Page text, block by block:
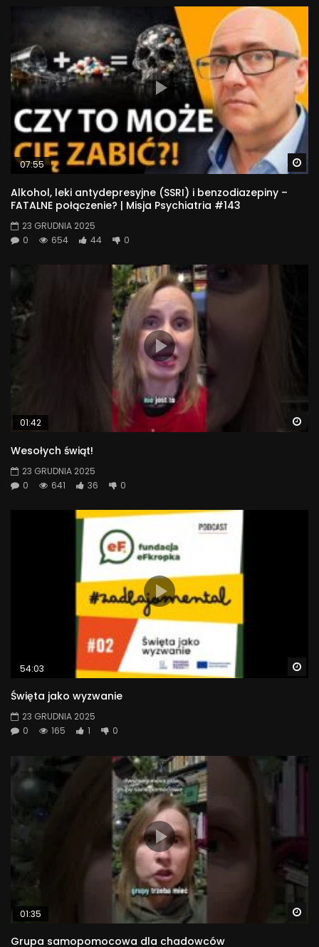
07:55
Alkohol, leki antydepresyjne (SSRI) i benzodiazepiny –
FATALNE połączenie? | Misja Psychiatria #143
23 GRUDNIA 2025
0
654 44 0
01:42
Wesołych świąt!
23 GRUDNIA 2025
0
641 36 0
54:03
Święta jako wyzwanie
23 GRUDNIA 2025
0
165 1 0
01:35
Grupa samopomocowa dla chadowców